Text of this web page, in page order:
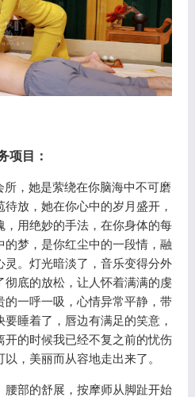
项目：
所，她是萦绕在你脑海中不可磨
放，她在你心中的岁月盛开，
，用绝妙的手法，在你身体的每
梦，是你红尘中的一段情，融
灵。灯光暗淡了，音乐变得分外
彻底的放松，让人怀着满满的虔
的一呼一吸，心情异常平静，带
睡着了，唇边有满足的笑意，
开的时候我已经不复之前的忧伤
，美丽而从容地走出来了。
腰部的舒展，按摩师从脚趾开始